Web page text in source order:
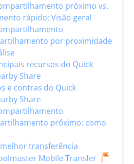
próximo vs.
rápido: Visão geral
por proximidade
recursos do Quick
Share
e contras do Quick
Share
próximo: como
transferência
Mobile Transfer